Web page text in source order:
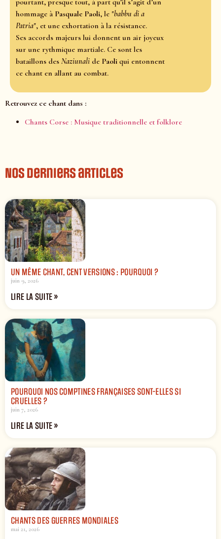
pourtant, presque tout, à part qu’il s’agit d’un
hommage à Pasquale Paoli, le "babbu di a
Patria", et une exhortation à la résistance.
Ses accords majeurs lui donnent un air joyeux
sur une rythmique martiale. Ce sont les
bataillons des Naziunali de Paoli qui entonnent
ce chant en allant au combat.
Retrouvez ce chant dans :
Chants Corse : Musique traditionnelle et folklore
Nos derniers articles
UN MÊME CHANT, CENT VERSIONS : POURQUOI ?
juin 9, 2026
LIRE LA SUITE »
POURQUOI NOS COMPTINES FRANÇAISES SONT-ELLES SI
CRUELLES ?
juin 7, 2026
LIRE LA SUITE »
CHANTS DES GUERRES MONDIALES
mai 21, 2026